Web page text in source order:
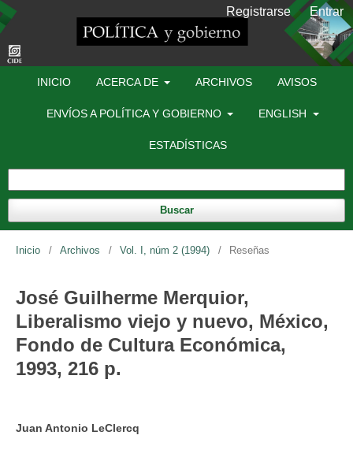
INICIO ACERCA DE ARCHIVOS AVISOS
ENVÍOS A POLÍTICA Y GOBIERNO ENGLISH
ESTADÍSTICAS
Buscar
Registrarse Entrar
Inicio / Archivos / Vol. I, núm 2 (1994) / Reseñas
José Guilherme Merquior,
Liberalismo viejo y nuevo, México,
Fondo de Cultura Económica,
1993, 216 p.
Juan Antonio LeClercq